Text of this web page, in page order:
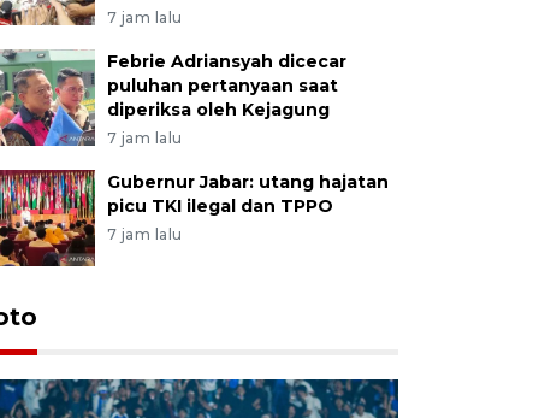
7 jam lalu
Febrie Adriansyah dicecar
puluhan pertanyaan saat
diperiksa oleh Kejagung
7 jam lalu
Gubernur Jabar: utang hajatan
picu TKI ilegal dan TPPO
7 jam lalu